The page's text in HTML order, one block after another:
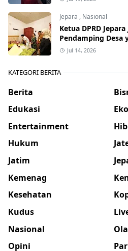
Jepara , Nasional
Ketua DPRD
Pendamping Desa
Jul 14, 2026
KATEGORI BERITA
Berita
Edukasi
Entertainment
Hukum
Jatim
Kemenag
Kesehatan
Kudus
Nasional
Opini